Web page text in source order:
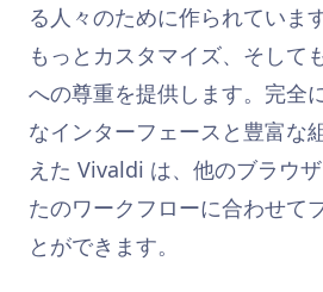
る人々のために作られていま
もっとカスタマイズ、そして
への尊重を提供します。完全
なインターフェースと豊富な
えた Vivaldi は、他のブラウ
たのワークフローに合わせて
とができます。